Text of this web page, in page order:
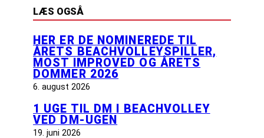
LÆS OGSÅ
HER ER DE NOMINEREDE TIL
ÅRETS BEACHVOLLEYSPILLER,
MOST IMPROVED OG ÅRETS
DOMMER 2026
6. august 2026
1 UGE TIL DM I BEACHVOLLEY
VED DM-UGEN
19. juni 2026